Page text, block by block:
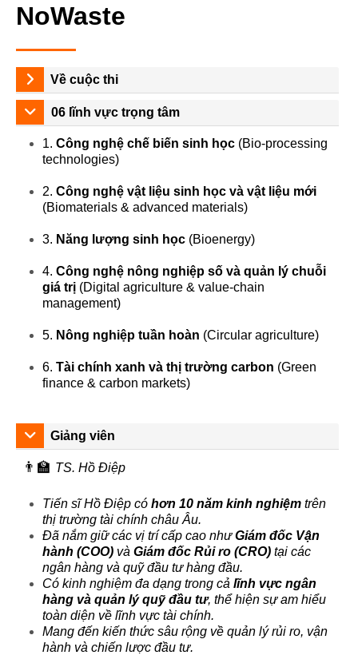
NoWaste
Về cuộc thi
🌱 Tiền ươm tạo
Phát triển các dự án khởi nghiệp gắn với nhu cầu
thực tiễn và lợi thế của các tỉnh/thành phố khu vực
Đồng bằng Sông Cửu Long.
🛰️ Hệ sinh thái liên vùng
Hình thành mạng lưới đổi mới sáng tạo có tính
viên, nhà nghiên cứu và nhà đầu tư Angel/Early-
⚡ Khởi nghiệp xanh & thích ứng
Thúc đẩy tinh thần khởi nghiệp gắn với thích ứng
trường carbon.
06 lĩnh vực trọng tâm
1. Công nghệ chế biến sinh học (Bio-processing
technologies)
2. Công nghệ vật liệu sinh học và vật liệu mới
(Biomaterials & advanced materials)
3. Năng lượng sinh học (Bioenergy)
4. Công nghệ nông nghiệp số và quản lý chuỗi
giá trị (Digital agriculture & value-chain
management)
5. Nông nghiệp tuần hoàn (Circular agriculture)
6. Tài chính xanh và thị trường carbon (Green
finance & carbon markets)
Giảng viên
👨‍🏫 TS. Hồ Điệp
Tiến sĩ Hồ Điệp có hơn 10 năm kinh nghiệm trên
thị trường tài chính châu Âu.
Đã nắm giữ các vị trí cấp cao nhưGiám đốc Vận
hành (COO) và Giám đốc Rủi ro (CRO) tại các
ngân hàng và quỹ đầu tư hàng đầu.
Có kinh nghiệm đa dạng trong cả lĩnh vực ngân
hàng và quản lý quỹ đầu tư, thể hiện sự am hiểu
toàn diện về lĩnh vực tài chính.
Mang đến kiến thức sâu rộng về quản lý rủi ro, vận
hành và chiến lược đầu tư.